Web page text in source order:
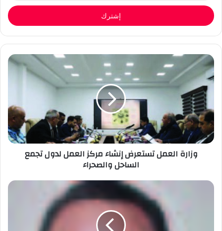
الإلكتروني
وزارة العمل تستعرض إنشاء مركز العمل لدول تجمع
الساحل والصحراء